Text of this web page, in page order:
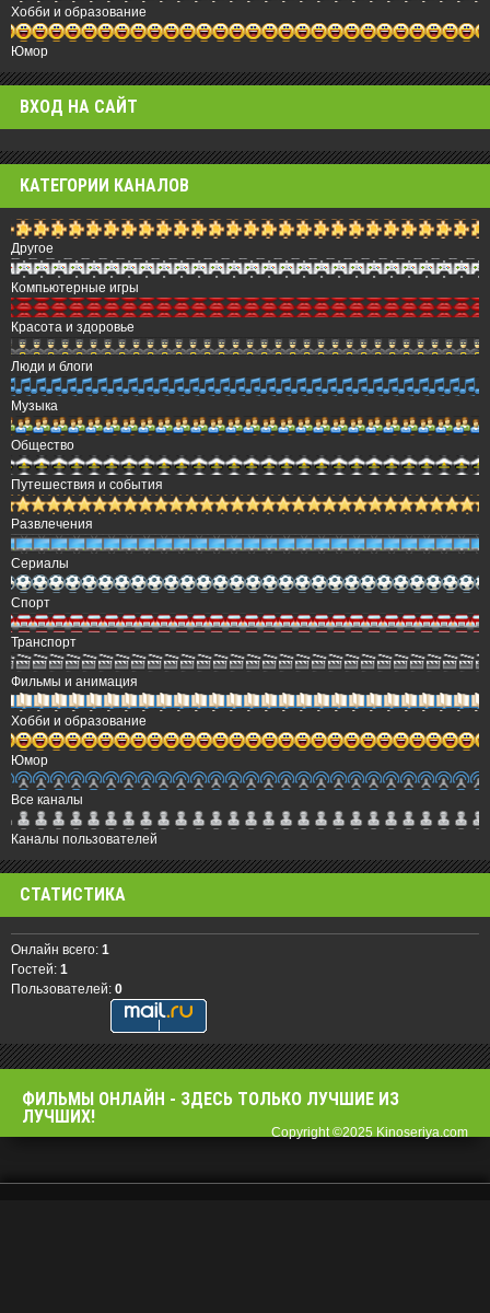
Хобби и образование
Юмор
ВХОД НА САЙТ
КАТЕГОРИИ КАНАЛОВ
Другое
Компьютерные игры
Красота и здоровье
Люди и блоги
Музыка
Общество
Путешествия и события
Развлечения
Сериалы
Спорт
Транспорт
Фильмы и анимация
Хобби и образование
Юмор
Все каналы
Каналы пользователей
СТАТИСТИКА
Онлайн всего: 1
Гостей: 1
Пользователей: 0
ФИЛЬМЫ OНЛАЙН - ЗДЕСЬ ТОЛЬКО ЛУЧШИЕ ИЗ
ЛУЧШИХ!
Copyright ©2025 Kinoseriya.com